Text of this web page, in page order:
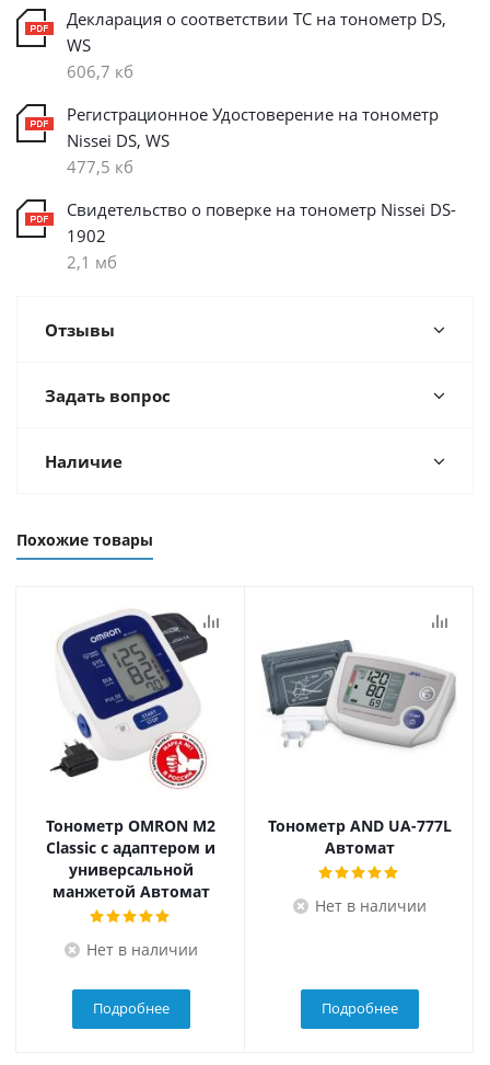
Декларация о соответствии ТС на тонометр DS,
WS
606,7 кб
Регистрационное Удостоверение на тонометр
Nissei DS, WS
477,5 кб
Свидетельство о поверке на тонометр Nissei DS-
1902
2,1 мб
Отзывы
Задать вопрос
Наличие
Похожие товары
Тонометр OMRON M2
Classic с адаптером и
универсальной
манжетой Автомат
Нет в наличии
Подробнее
Тонометр AND UA-777L
Автомат
Нет в наличии
Подробнее